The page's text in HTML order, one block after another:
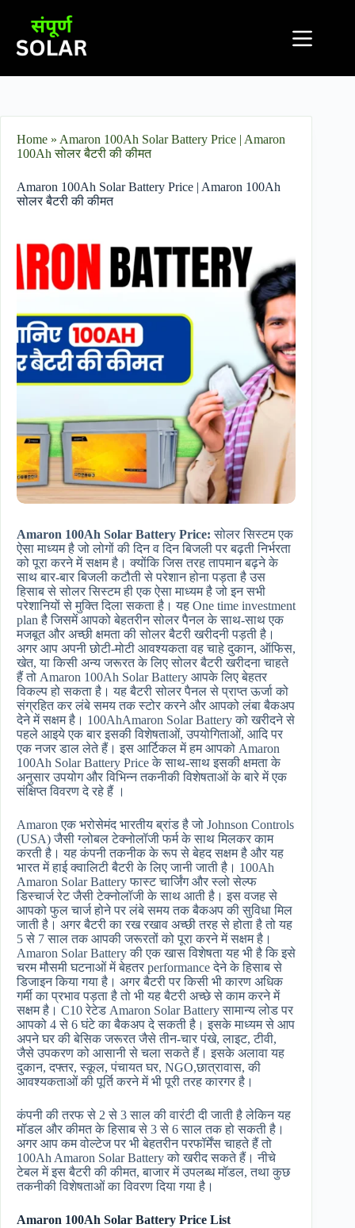
Home » Amaron 100Ah Solar Battery Price​ | Amaron
100Ah सोलर बैटरी की कीमत
Amaron 100Ah Solar Battery Price​ | Amaron 100Ah
सोलर बैटरी की कीमत
Amaron 100Ah Solar Battery Price:सोलर सिस्टम एक
ऐसा माध्यम है जो लोगों की दिन व दिन बिजली पर बढ़ती निर्भरता
को पूरा करने में सक्षम है। क्योंकि जिस तरह तापमान बढ़ने के
साथ बार-बार बिजली कटौती से परेशान होना पड़ता है उस
हिसाब से सोलर सिस्टम ही एक ऐसा माध्यम है जो इन सभी
परेशानियों से मुक्ति दिला सकता है। यह One time investment
plan है जिसमें आपको बेहतरीन सोलर पैनल के साथ-साथ एक
मजबूत और अच्छी क्षमता की सोलर बैटरी खरीदनी पड़ती है।
अगर आप अपनी छोटी-मोटी आवश्यकता वह चाहे दुकान, ऑफिस,
खेत, या किसी अन्य जरूरत के लिए सोलर बैटरी खरीदना चाहते
हैं तो Amaron 100Ah Solar Battery आपके लिए बेहतर
विकल्प हो सकता है। यह बैटरी सोलर पैनल से प्राप्त ऊर्जा को
संग्रहित कर लंबे समय तक स्टोर करने और आपको लंबा बैकअप
देने में सक्षम है। 100AhAmaron Solar Battery को खरीदने से
पहले आइये एक बार इसकी विशेषताओं, उपयोगिताओं, आदि पर
एक नजर डाल लेते हैं। इस आर्टिकल में हम आपको Amaron
100Ah Solar Battery Price के साथ-साथ इसकी क्षमता के
अनुसार उपयोग और विभिन्न तकनीकी विशेषताओं के बारे में एक
संक्षिप्त विवरण दे रहे हैं ।
Amaron एक भरोसेमंद भारतीय ब्रांड है जो Johnson Controls
(USA) जैसी ग्लोबल टेक्नोलॉजी फर्म के साथ मिलकर काम
करती है। यह कंपनी तकनीक के रूप से बेहद सक्षम है और यह
भारत में हाई क्वालिटी बैटरी के लिए जानी जाती है। 100Ah
Amaron Solar Battery फास्ट चार्जिंग और स्लो सेल्फ
डिस्चार्ज रेट जैसी टेक्नोलॉजी के साथ आती है। इस वजह से
आपको फुल चार्ज होने पर लंबे समय तक बैकअप की सुविधा मिल
जाती है। अगर बैटरी का रख रखाव अच्छी तरह से होता है तो यह
5 से 7 साल तक आपकी जरूरतों को पूरा करने में सक्षम है।
Amaron Solar Battery की एक खास विशेषता यह भी है कि इसे
चरम मौसमी घटनाओं में बेहतर performance देने के हिसाब से
डिजाइन किया गया है। अगर बैटरी पर किसी भी कारण अधिक
गर्मी का प्रभाव पड़ता है तो भी यह बैटरी अच्छे से काम करने में
सक्षम है। C10 रेटेड Amaron Solar Battery सामान्य लोड पर
आपको 4 से 6 घंटे का बैकअप दे सकती है। इसके माध्यम से आप
अपने घर की बेसिक जरूरत जैसे तीन-चार पंखे, लाइट, टीवी,
जैसे उपकरण को आसानी से चला सकते हैं। इसके अलावा यह
दुकान, दफ्तर, स्कूल, पंचायत घर, NGO,छात्रावास, की
आवश्यकताओं की पूर्ति करने में भी पूरी तरह कारगर है।
कंपनी की तरफ से 2 से 3 साल की वारंटी दी जाती है लेकिन यह
मॉडल और कीमत के हिसाब से 3 से 6 साल तक हो सकती है।
अगर आप कम वोल्टेज पर भी बेहतरीन परफॉर्मेंस चाहते हैं तो
100Ah Amaron Solar Battery को खरीद सकते हैं। नीचे
टेबल में इस बैटरी की कीमत, बाजार में उपलब्ध मॉडल, तथा कुछ
तकनीकी विशेषताओं का विवरण दिया गया है।
Amaron 100Ah Solar Battery Price List